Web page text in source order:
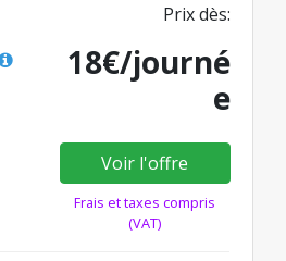
Prix dès:
18€/journé
e
Voir l'offre
Frais et taxes compris
(VAT)